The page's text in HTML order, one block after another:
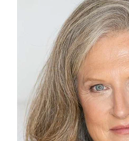
Premiumpartner
Jubiläum
Newsletter
Mediadaten